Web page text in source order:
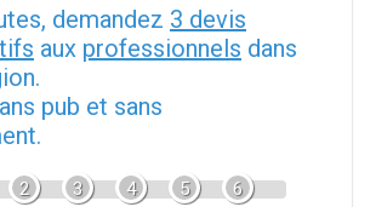
demandez 3 devis
aux professionnels dans
pub et sans
2 3 4 5 6